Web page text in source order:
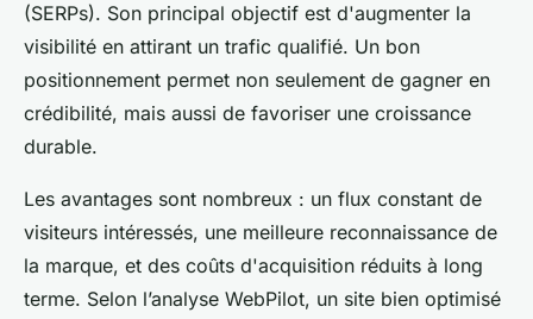
(SERPs). Son principal objectif est d'augmenter la
visibilité en attirant un trafic qualifié. Un bon
positionnement permet non seulement de gagner en
crédibilité, mais aussi de favoriser une croissance
durable.
Les avantages sont nombreux : un flux constant de
visiteurs intéressés, une meilleure reconnaissance de
la marque, et des coûts d'acquisition réduits à long
terme. Selon l’analyse WebPilot, un site bien optimisé